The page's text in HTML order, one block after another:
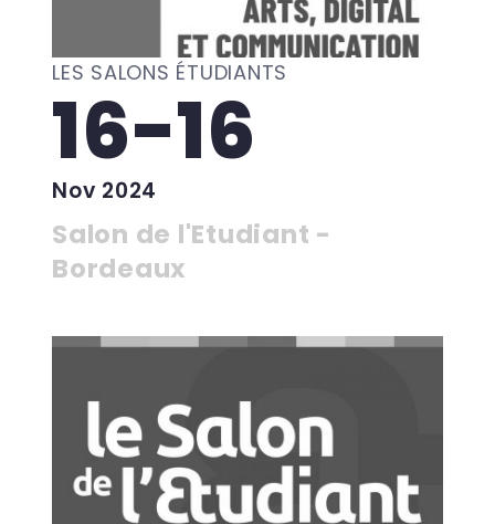
LES SALONS ÉTUDIANTS
16-16
Nov 2024
Salon de l'Etudiant -
Bordeaux